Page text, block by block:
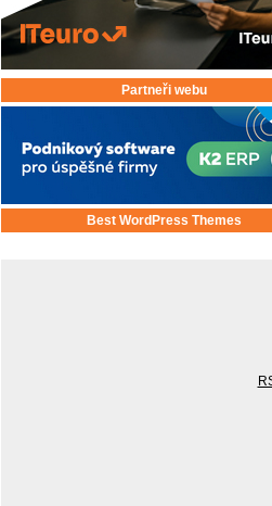
Partneři webu
Best WordPress Themes